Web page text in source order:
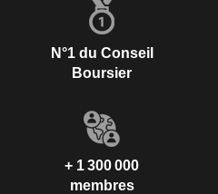
N°1 du Conseil
Boursier
+ 1 300 000
membres